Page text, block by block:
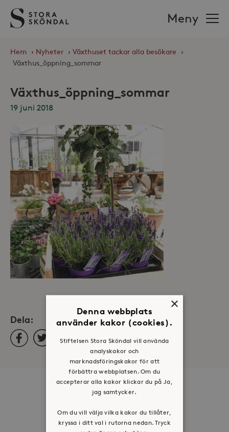
Stora
Sköndal
Meny
Hem › Nyheter › Växthuset tackar alla besökare
›
Växthus_öppning_sommar
Växthus_öppning_sommar
19 juni 2018
Dela:
Facebook
Twitter
Om oss
Historia
×
Denna webbplats
använder kakor (cookies).
Stiftelsen Stora Sköndal vill använda
analyskakor och
marknadsföringskakor för att
förbättra webbplatsen. Om du
accepterar alla kakor klickar du på Ja,
jag samtycker.
Om du vill välja vilka kakor du tillåter,
kryssa i ditt val i rutorna nedan. Tryck